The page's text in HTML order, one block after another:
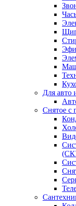
Для авто
Снятое с